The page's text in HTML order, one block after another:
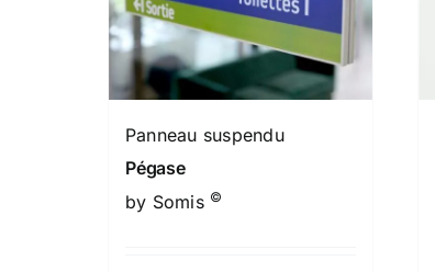
Panneau suspendu
Pégase
by Somis ©